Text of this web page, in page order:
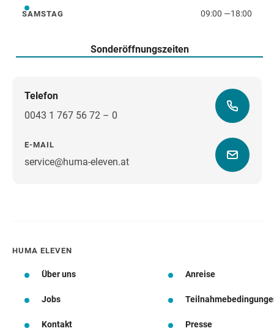
Samstag
SAMSTAG 09:00 —18:00
Sonderöffnungszeiten
Telefon
0043 1 767 56 72 – 0
E-MAIL
service@huma-eleven.atWegbeschreibung
HUMA ELEVEN
Über uns Anreise
Jobs
Kontakt Presse